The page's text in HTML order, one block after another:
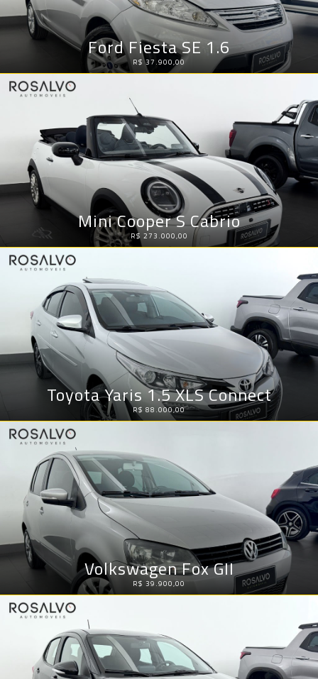
Ford Fiesta SE 1.6
R$ 37.900,00
Mini Cooper S Cabrio
R$ 273.000,00
Toyota Yaris 1.5 XLS Connect
R$ 88.000,00
Volkswagen Fox GII
R$ 39.900,00